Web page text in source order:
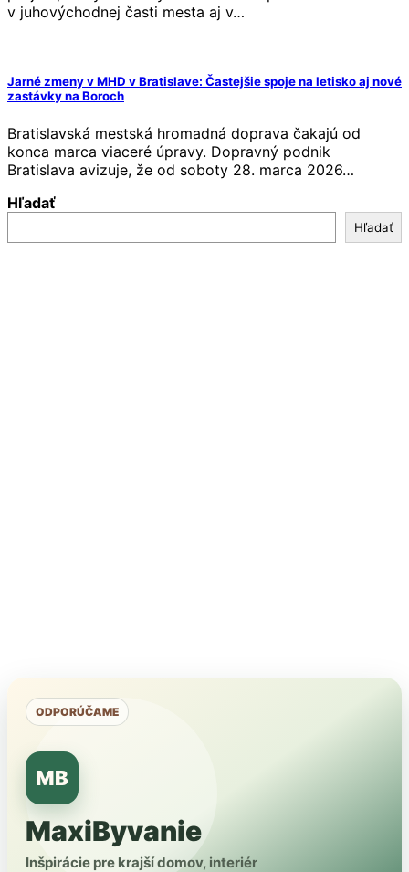
v juhovýchodnej časti mesta aj v…
Jarné zmeny v MHD v Bratislave: Častejšie spoje na letisko aj nové
zastávky na Boroch
Bratislavská mestská hromadná doprava čakajú od
konca marca viaceré úpravy. Dopravný podnik
Bratislava avizuje, že od soboty 28. marca 2026…
Hľadať
Hľadať
ODPORÚČAME
MB
MaxiByvanie
Inšpirácie pre krajší domov, interiér